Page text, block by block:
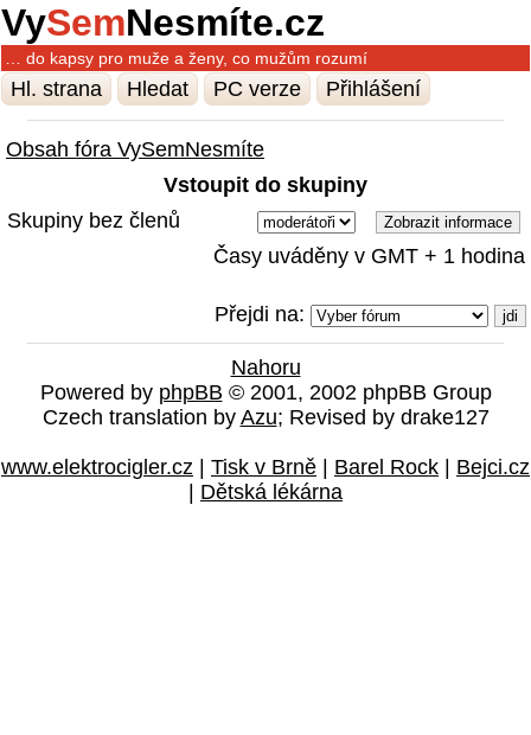
VySemNesmíte.cz
… do kapsy pro muže a ženy, co mužům rozumí
Hl. strana Hledat PC verze Přihlášení
Obsah fóra VySemNesmíte
Vstoupit do skupiny
Skupiny bez členů
Časy uváděny v GMT + 1 hodina
Přejdi na:
Nahoru
Powered by phpBB © 2001, 2002 phpBB Group
Czech translation by Azu; Revised by drake127
www.elektrocigler.cz Tisk v Brně Barel Rock
Bejci.cz
Dětská lékárna